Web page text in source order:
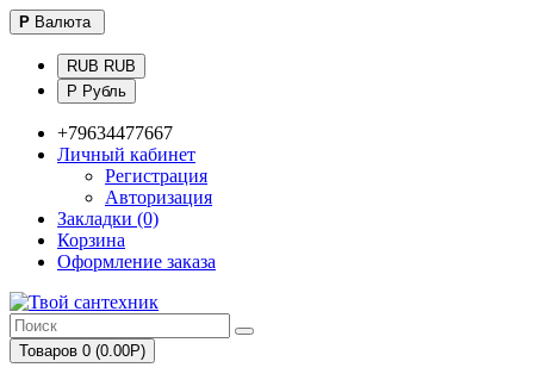
Р Валюта
RUB RUB
Р Рубль
+79634477667
Личный кабинет
Регистрация
Авторизация
Закладки (0)
Корзина
Оформление заказа
Товаров 0 (0.00Р)